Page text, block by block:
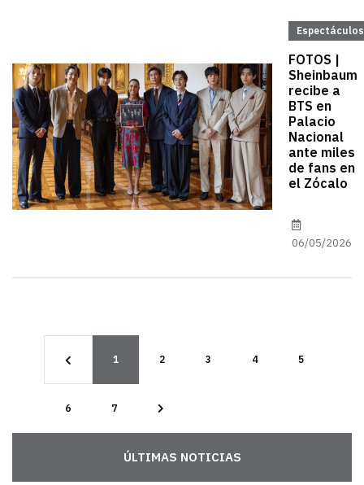
Espectáculos
FOTOS |
Sheinbaum
recibe a
BTS en
Palacio
Nacional
ante miles
de fans en
el Zócalo
06/05/2026
1 2 3 4 5
6 7
ÚLTIMAS NOTICIAS